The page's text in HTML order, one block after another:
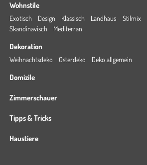
Wohnstile
Exotisch Design Klassisch Landhaus Stilmix
Skandinavisch
Mediterran
Dekoration
Weihnachtsdeko Osterdeko Deko allgemein
Domizile
Zimmerschauer
Tipps & Tricks
Haustiere